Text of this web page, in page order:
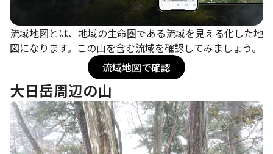
流域地図とは、地域の生命圏である流域を見える化した地
図になります。この山を含む流域を確認してみましょう。
流域地図で確認
大日岳周辺の山